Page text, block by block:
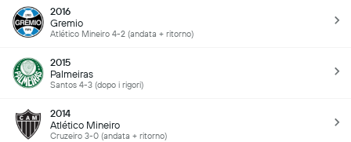
2016
Gremio
Atlético Mineiro 4-2 (andata + ritorno)
2015
Palmeiras
Santos 4-3 (dopo i rigori)
2014
Atlético Mineiro
Cruzeiro 3-0 (andata + ritorno)